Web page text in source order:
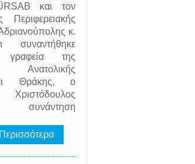
και τον
Περιφερειακής
κ.
συναντήθηκε
της
Ανατολικής
Θράκης, ο
Χριστόδουλος
συνάντηση
Περισσότερα